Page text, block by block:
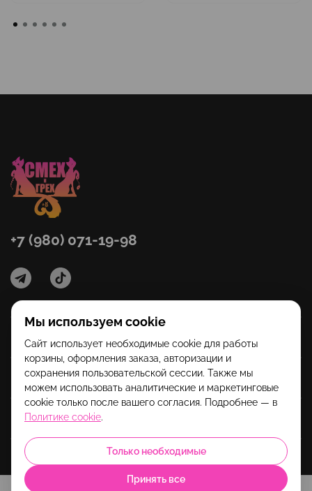
Категории
Помощь
Информация
+7 (980) 071-19-98
Мы используем cookie
Сайт использует необходимые cookie для работы
корзины, оформления заказа, авторизации и
сохранения пользовательской сессии. Также мы
можем использовать аналитические и маркетинговые
cookie только после вашего согласия. Подробнее — в
Политике cookie.
Только необходимые
Принять все